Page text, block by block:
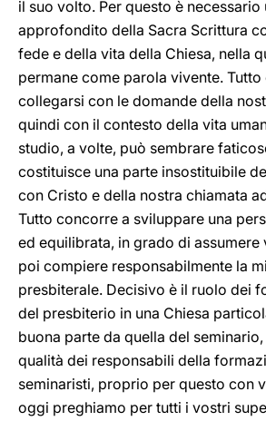
il suo volto. Per questo è necessario
approfondito della Sacra Scrittura
fede e della vita della Chiesa, nella
permane come parola vivente.
collegarsi con le domande della
quindi con il contesto della vita
studio, a volte, può sembrare
costituisce una parte insostituibile
con Cristo e della nostra chiamata
Tutto concorre a sviluppare una
ed equilibrata, in grado di assumere
poi compiere responsabilmente la
presbiterale. Decisivo è il ruolo dei
del presbiterio in una Chiesa
buona parte da quella del
qualità dei responsabili della
seminaristi, proprio per questo con
oggi preghiamo per tutti i vostri